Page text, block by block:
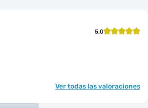
5.0
Ver todas las valoraciones